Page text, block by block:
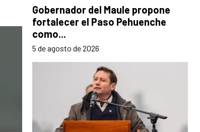
Gobernador del Maule propone
fortalecer el Paso Pehuenche
como...
5 de agosto de 2026